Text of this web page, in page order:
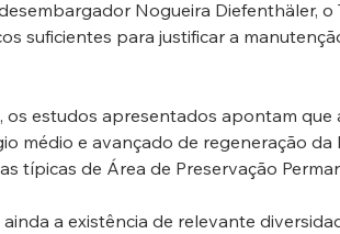
Nogueira Diefenthäler, o
suficientes para justificar a
os estudos apresentados apontam que
médio e avançado de regeneração da
típicas de Área de Preservação
a existência de relevante